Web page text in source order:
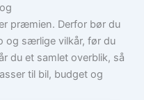
præmien. Derfor bør du
og særlige vilkår, før du
du et samlet overblik, så
til bil, budget og